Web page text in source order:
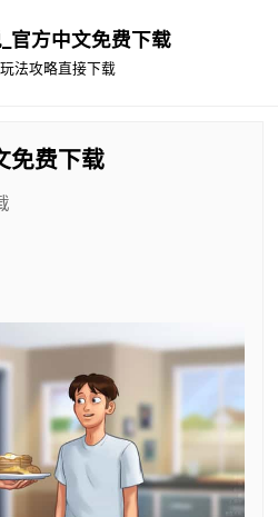
官方中文免费下载
玩法攻略直接下载
免费下载